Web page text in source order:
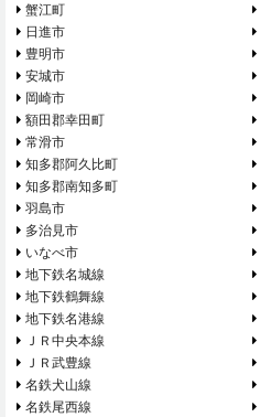
蟹江町
日進市
豊明市
安城市
岡崎市
額田郡幸田町
常滑市
知多郡阿久比町
知多郡南知多町
羽島市
多治見市
いなべ市
地下鉄名城線
地下鉄鶴舞線
地下鉄名港線
ＪＲ中央本線
ＪＲ武豊線
名鉄犬山線
名鉄尾西線